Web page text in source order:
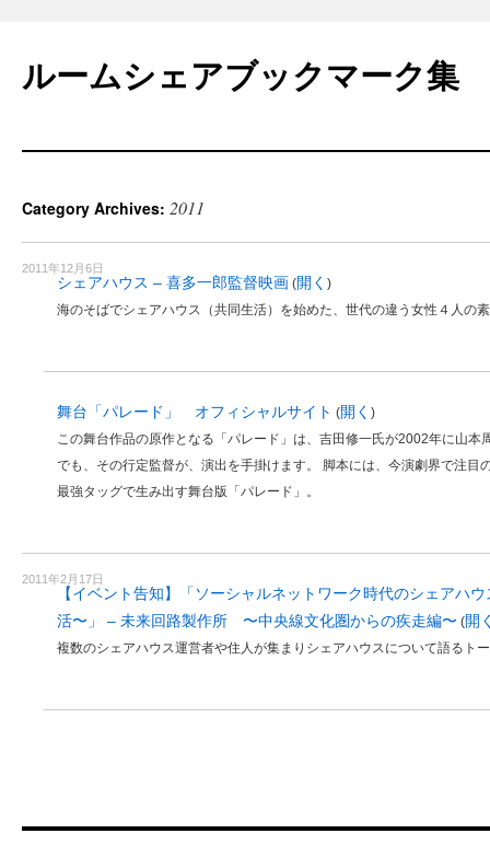
content
ルームシェアブックマーク集
Category Archives: 2011
2011年12月6日
シェアハウス – 喜多一郎監督映画 (開く )
海のそばでシェアハウス（共同生活）を始めた、世代の違う女性４人の
舞台「パレード」 オフィシャルサイト (開く )
この舞台作品の原作となる「パレード」は、吉田修一氏が2002年に山本
でも、その行定監督が、演出を手掛けます。 脚本には、今演劇界で注目
最強タッグで生み出す舞台版「パレード」。
2011年2月17日
【イベント告知】「ソーシャルネットワーク時代のシェアハ
活〜」 – 未来回路製作所 〜中央線文化圏からの疾走編〜 (開
複数のシェアハウス運営者や住人が集まりシェアハウスについて語るト